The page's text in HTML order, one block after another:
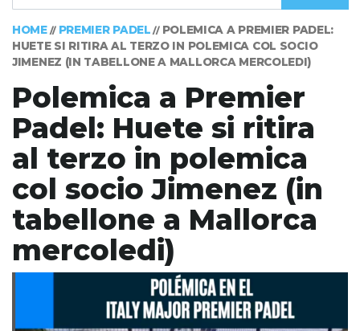
HOME// PREMIER PADEL // POLEMICA A PREMIER PADEL:
HUETE SI RITIRA AL TERZO IN POLEMICA COL SOCIO
JIMENEZ (IN TABELLONE A MALLORCA MERCOLEDI)
Polemica a Premier
Padel: Huete si ritira
al terzo in polemica
col socio Jimenez (in
tabellone a Mallorca
mercoledi)